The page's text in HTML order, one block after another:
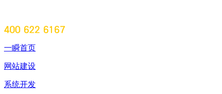
一瞬首页
网站建设
系统开发